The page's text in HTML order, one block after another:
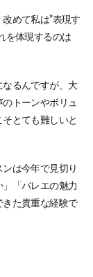
めて私は”表現す
を体現するのは
るんですが、大
トーンやボリュ
とても難しいと
は今年で見切り
「バレエの魅力
きた貴重な経験で